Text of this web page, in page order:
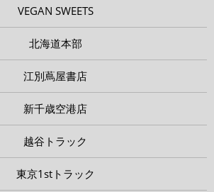
VEGAN SWEETS
北海道本部
江別蔦屋書店
新千歳空港店
越谷トラック
東京1stトラック